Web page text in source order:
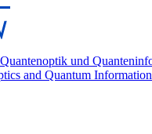
and Quantum Information